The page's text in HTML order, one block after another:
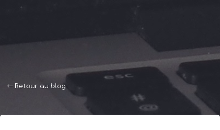
Retour au blog